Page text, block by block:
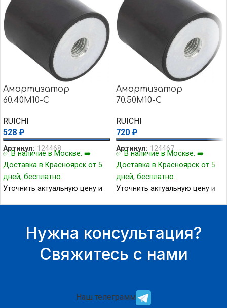
Амортизатор
60.40M10-C
RUICHI
528 ₽
Артикул: 124468
✅ В наличие в Москве. ➡️
Доставка в Красноярск от 5
дней, бесплатно.
Уточнить актуальную цену и
Амортизатор
70.50M10-C
RUICHI
720 ₽
Артикул: 124467
✅ В наличие в Москве. ➡️
Доставка в Красноярск от 5
дней, бесплатно.
Уточнить актуальную цену и
Нужна консультация?
Свяжитесь с нами
Наш телеграмм